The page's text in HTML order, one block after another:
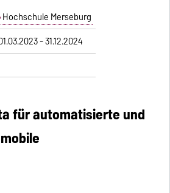
Hochschule Merseburg
- 31.12.2024
für automatisierte und